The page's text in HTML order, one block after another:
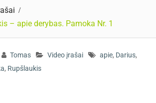
– apie derybas. Pamoka Nr. 1
Tomas Video įrašai apie, Darius,
, Rupšlaukis